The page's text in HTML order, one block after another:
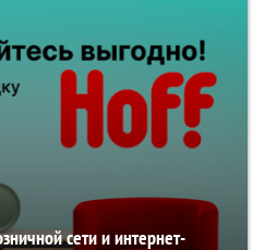
сети и интернет-